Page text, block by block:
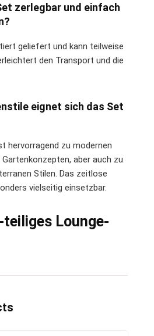
zerlegbar und einfach
geliefert und kann teilweise
den Transport und die
eignet sich das Set
hervorragend zu modernen
aber auch zu
Stilen. Das zeitlose
vielseitig einsetzbar.
Lounge-